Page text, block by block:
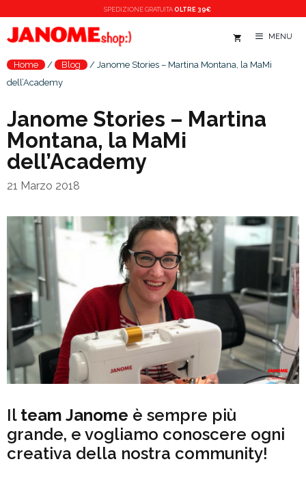
SPEDIZIONE GRATUITA OLTRE 39€
MENU
Home / Blog / Janome Stories – Martina Montana, la MaMi
dell’Academy
Janome Stories – Martina
Montana, la MaMi
dell’Academy
21 Marzo 2018
Il team Janome è sempre più
grande, e vogliamo conoscere ogni
creativa della nostra community!